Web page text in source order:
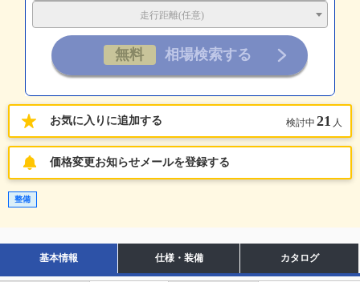
走行距離(任意)
お気に入りに追加する 検討中 21 人
価格変更お知らせメールを登録する
整備
基本情報 仕様・装備 カタログ